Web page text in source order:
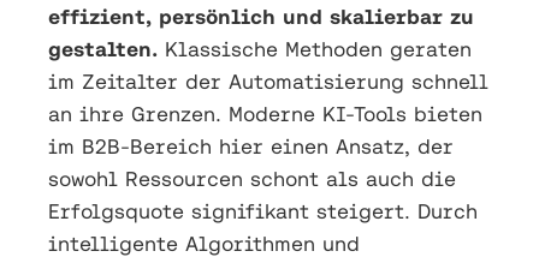
effizient, persönlich und skalierbar zu
gestalten. Klassische Methoden geraten
im Zeitalter der Automatisierung schnell
an ihre Grenzen. Moderne KI-Tools bieten
im B2B-Bereich hier einen Ansatz, der
sowohl Ressourcen schont als auch die
Erfolgsquote signifikant steigert. Durch
intelligente Algorithmen und